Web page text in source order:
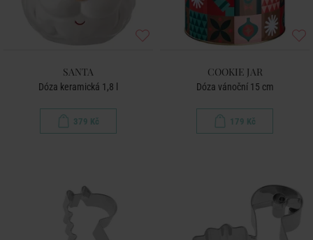
SANTA
Dóza keramická 1,8 l
379 Kč
COOKIE JAR
Dóza vánoční 15 cm
179 Kč